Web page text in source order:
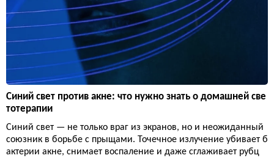
Синий свет против акне: что нужно знать о домашней све
тотерапии
Синий свет — не только враг из экранов, но и неожиданный
союзник в борьбе с прыщами. Точечное излучение убивает б
актерии акне, снимает воспаление и даже сглаживает рубц